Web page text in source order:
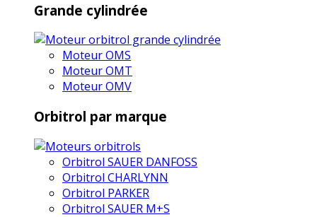
Grande cylindrée
Moteur OMS
Moteur OMT
Moteur OMV
Orbitrol par marque
Orbitrol SAUER DANFOSS
Orbitrol CHARLYNN
Orbitrol PARKER
Orbitrol SAUER M+S